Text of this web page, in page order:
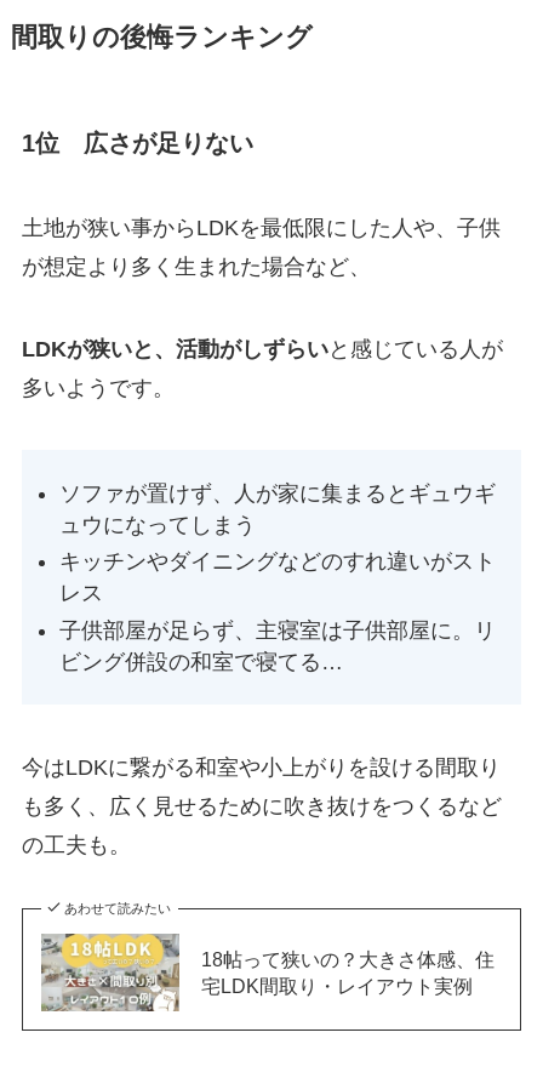
間取りの後悔ランキング
1位 広さが足りない
土地が狭い事からLDKを最低限にした人や、子供
が想定より多く生まれた場合など、
LDKが狭いと、活動がしずらいと感じている人が
多いようです。
ソファが置けず、人が家に集まるとギュウギ
ュウになってしまう
キッチンやダイニングなどのすれ違いがスト
レス
子供部屋が足らず、主寝室は子供部屋に。リ
ビング併設の和室で寝てる…
今はLDKに繋がる和室や小上がりを設ける間取り
も多く、広く見せるために吹き抜けをつくるなど
の工夫も。
あわせて読みたい
18帖って狭いの？大きさ体感、住
宅LDK間取り・レイアウト実例